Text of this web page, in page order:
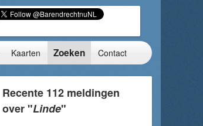
Kaarten Zoeken Contact
Recente 112 meldingen
over "Linde"